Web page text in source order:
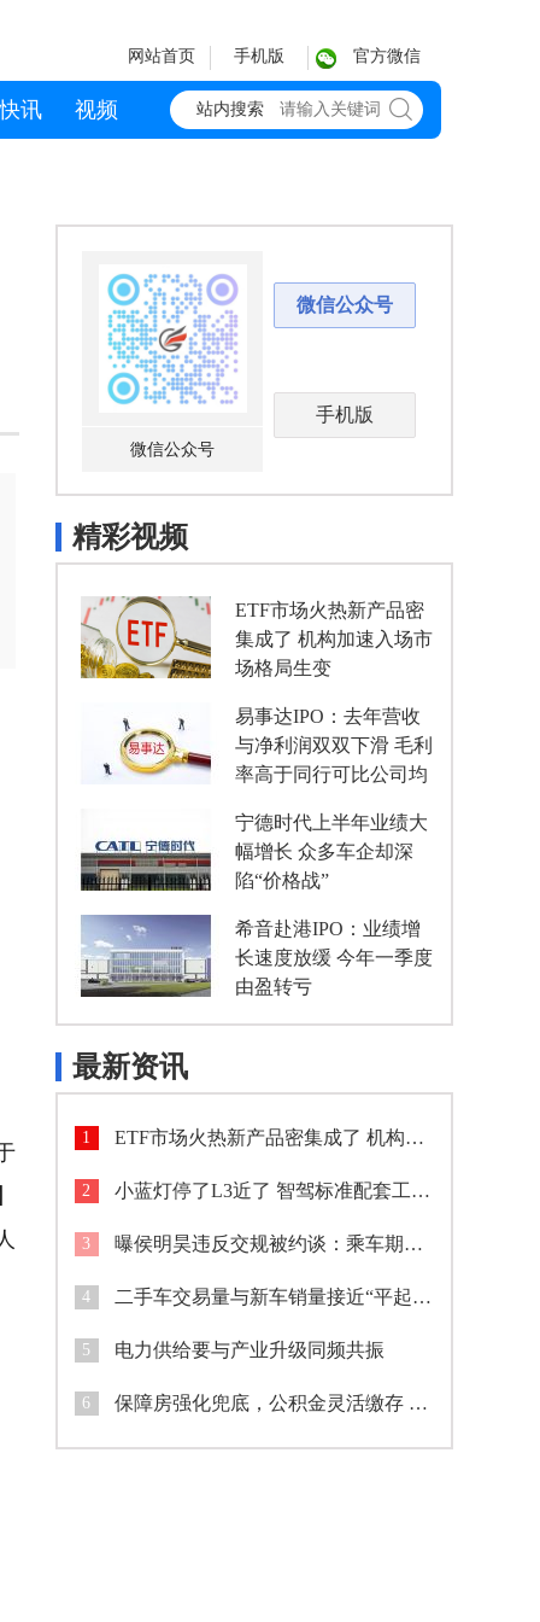
网站首页 手机版 官方微信
快讯 视频 站内搜索
微信公众号
微信公众号
手机版
精彩视频
ETF市场火热新产品密
集成了 机构加速入场市
场格局生变
易事达IPO：去年营收
与净利润双双下滑 毛利
率高于同行可比公司均
宁德时代上半年业绩大
幅增长 众多车企却深
陷“价格战”
希音赴港IPO：业绩增
长速度放缓 今年一季度
由盈转亏
最新资讯
1 ETF市场火热新产品密集成了 机构加速入场市场格局生变
2 小蓝灯停了L3近了 智驾标准配套工作持续完善
3 曝侯明昊违反交规被约谈：乘车期间将身体探出车窗与粉丝打招呼
4 二手车交易量与新车销量接近“平起平坐”
5 电力供给要与产业升级同频共振
6 保障房强化兜底，公积金灵活缴存 广西开展专项行动助环卫工建筑工圆安居梦